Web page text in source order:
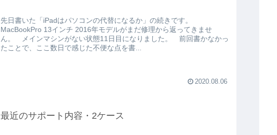
先日書いた「iPadはパソコンの代替になるか」の続きです。
MacBookPro 13インチ 2016年モデルがまだ修理から返ってきませ
ん。 メインマシンがない状態11日目になりました。 前回書かなかっ
たことで、ここ数日で感じた不便な点を書...
2020.08.06
最近のサポート内容・2ケース